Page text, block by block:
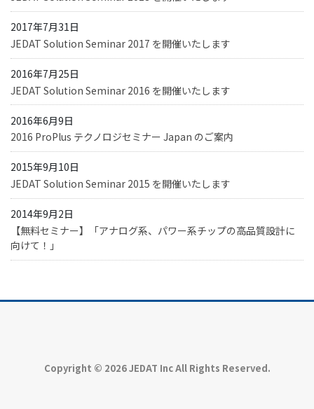
2017年7月31日
JEDAT Solution Seminar 2017 を開催いたします
2016年7月25日
JEDAT Solution Seminar 2016 を開催いたします
2016年6月9日
2016 ProPlus テクノロジセミナー Japan のご案内
2015年9月10日
JEDAT Solution Seminar 2015 を開催いたします
2014年9月2日
【無料セミナー】「アナログ系、パワー系チップの高品質設計に
向けて！」
Copyright © 2026 JEDAT Inc All Rights Reserved.